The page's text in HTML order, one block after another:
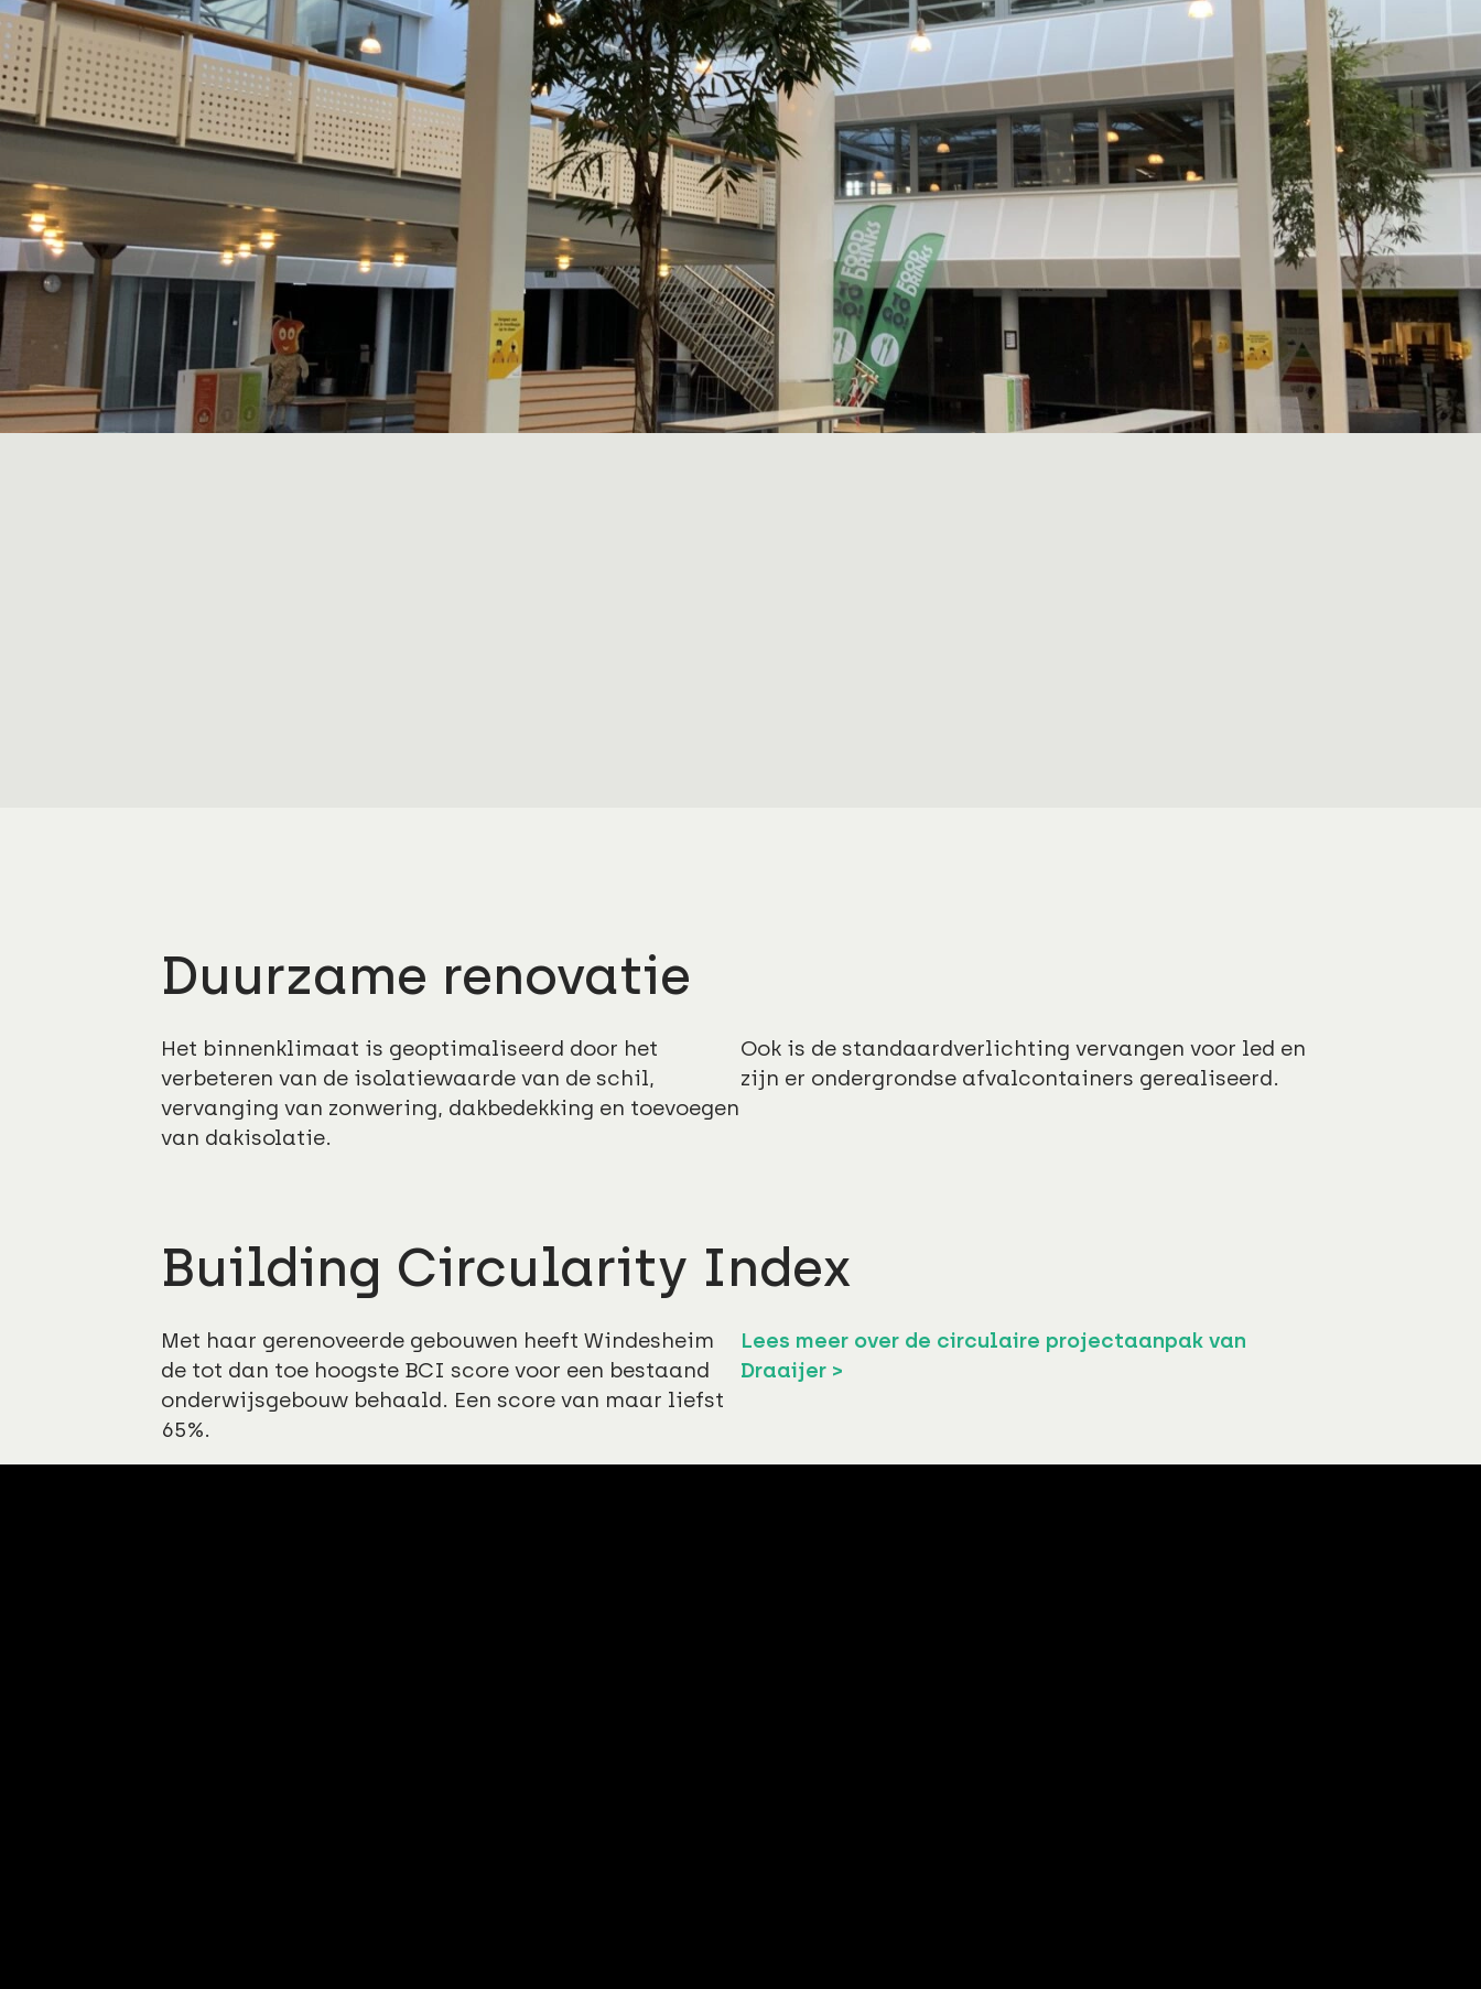
Duurzame renovatie
Het binnenklimaat is geoptimaliseerd door het
verbeteren van de isolatiewaarde van de schil,
vervanging van zonwering, dakbedekking en toevoegen
van dakisolatie.
Ook is de standaardverlichting vervangen voor led en
zijn er ondergrondse afvalcontainers gerealiseerd.
Building Circularity Index
Met haar gerenoveerde gebouwen heeft Windesheim
de tot dan toe hoogste BCI score voor een bestaand
onderwijsgebouw behaald. Een score van maar liefst
65%.
Lees meer over de circulaire projectaanpak van
Draaijer >